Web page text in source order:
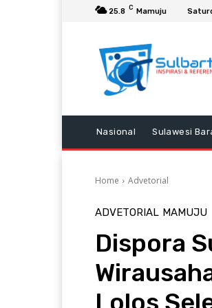
25.8 C Mamuju
Nasional Sulawesi
Home Advetorial
ADVETORIAL MAMUJU
Dispora
Lolos